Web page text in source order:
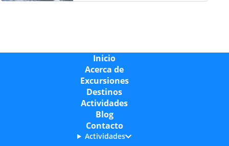
Inicio
Acerca de
Excursiones
Destinos
Actividades
Blog
Contacto
Actividades